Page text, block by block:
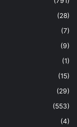
(28)
(7)
(9)
(1)
(15)
(29)
(553)
(4)